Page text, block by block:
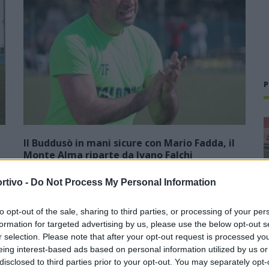
- Do Not Process My Personal Information
opt-out of the sale, sharing to third parties, or processing of your
for targeted advertising by us, please use the below opt-out
selection. Please note that after your opt-out request is processed
interest-based ads based on personal information utilized by us
to third parties prior to your opt-out. You may separately
Il Buddusò in mani sicure con Mario Fadda, il
Monte Alma riparte da Ivano Falchi
luglio, inizia ufficialmente la stagione 2026-27 e per le
squadre di Promozione girone B arrivano anche le chiusure
delle trattative…
Colpo dell'Uta con Pisano e arriva